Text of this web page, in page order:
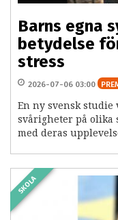
Barns egna
betydelse
stress
2026-07-06 03:00
En ny svensk studie
svårigheter på olika
med deras
SKOLA